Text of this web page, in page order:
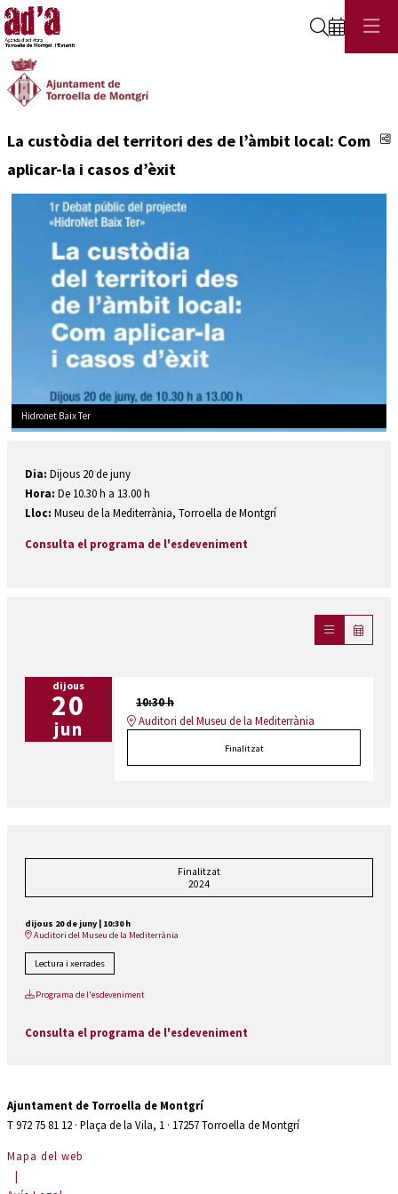
Cerca
La custòdia del territori des de l’àmbit local: Com
aplicar-la i casos d’èxit
Hidronet Baix Ter
Dia: Dijous 20 de juny
Hora: De 10.30 h a 13.00 h
Lloc: Museu de la Mediterrània, Torroella de Montgrí
Consulta el programa de l'esdeveniment
dijous
20
jun
10:30 h
Auditori del Museu de la Mediterrània
Finalitzat
Finalitzat
2024
dijous 20 de juny
10:30 h
Auditori del Museu de la Mediterrània
Lectura i xerrades
Programa de l'esdeveniment
Consulta el programa de l'esdeveniment
Ajuntament de Torroella de Montgrí
T 972 75 81 12 · Plaça de la Vila, 1 · 17257 Torroella de Montgrí
Mapa del web
|